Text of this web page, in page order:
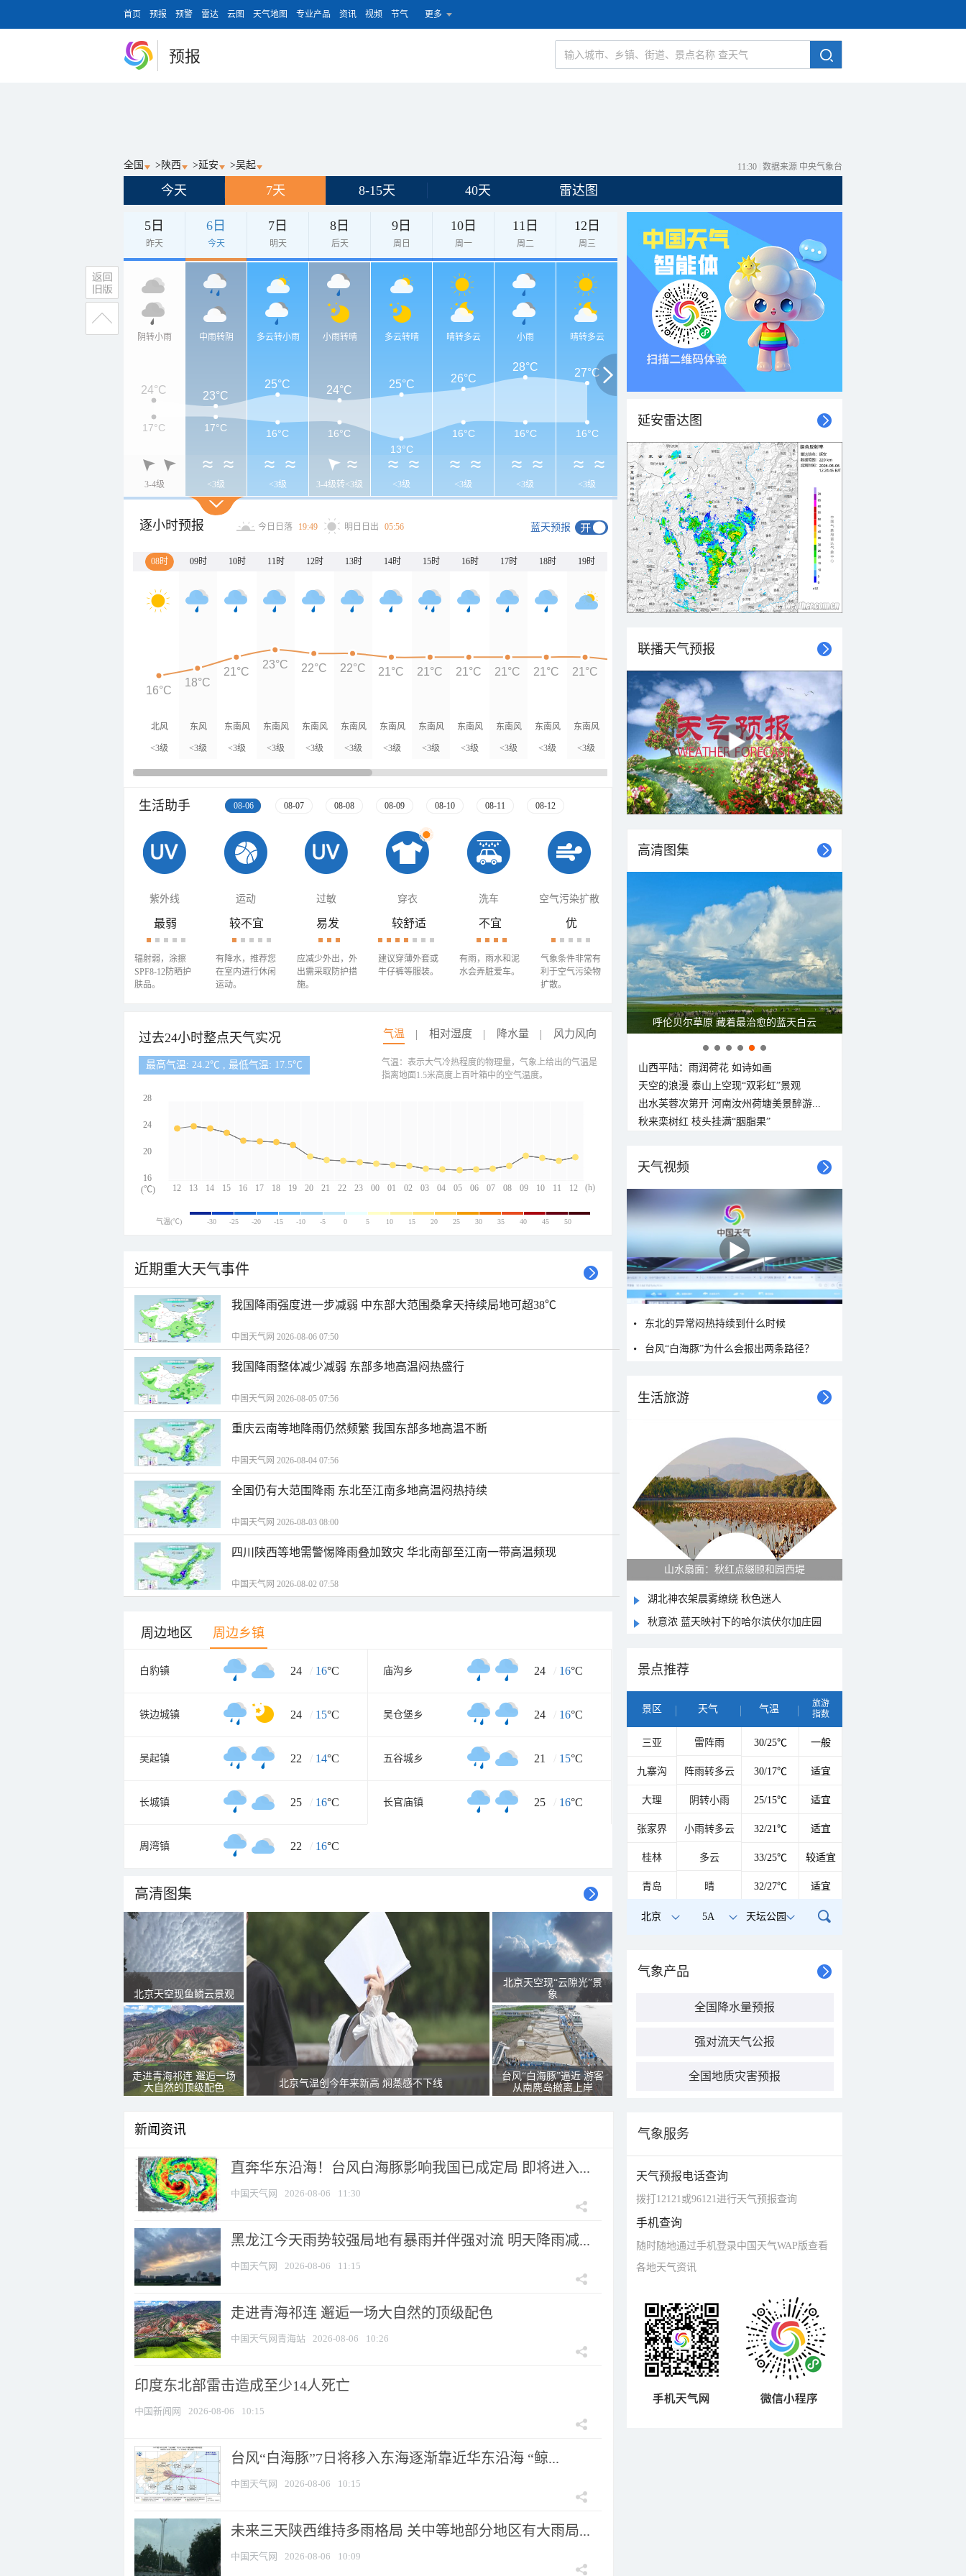
首页 预报 预警 雷达 云图 天气地图 专业产品 资讯 视频 节气 更多
预报
全国 > 陕西 >延安 >吴起 11:30 数据来源 中央气象台
今天 7天 8-15天 40天 雷达图
5日
昨天
6日
今天
7日
明天
8日
后天
9日
周日
10日
周一
11日
周二
12日
周三
阴转小雨
3-4级
中雨转阴
<3级
多云转小雨
<3级
小雨转晴
3-4级转<3级
多云转晴
<3级
晴转多云
<3级
小雨
<3级
晴转多云
<3级
24°C 23°C
25°C 24°C 25°C 26°C
28°C 27°C
17°C 17°C 16°C
16°C
13°C
16°C 16°C 16°C
逐小时预报 今日日落 19:49 明日日出 05:56 蓝天预报
08时 09时 10时 11时 12时 13时 14时 15时 16时 17时 18时 19时 20时 21时 22时 23时 00时 01时
北风
<3级
东风
<3级
东南风
<3级
东南风
<3级
东南风
<3级
东南风
<3级
东南风
<3级
东南风
<3级
东南风
<3级
东南风
<3级
东南风
<3级
东南风
<3级
东南风
<3级
东南风
<3级
东南风
<3级
东南风
<3级
东南风
<3级
东南风
16°C
18°C
21°C
23°C 22°C 22°C 21°C 21°C 21°C 21°C 21°C 21°C 20°C 20°C 20°C 20°C
生活助手 08-06 08-07 08-08 08-09 08-10 08-11 08-12
紫外线 运动 过敏 穿衣 洗车 空气污染扩散
最弱
辐射弱，涂擦
SPF8-12防晒护
肤品。
较不宜
有降水，推荐您
在室内进行休闲
运动。
易发
应减少外出，外
出需采取防护措
施。
较舒适
建议穿薄外套或
牛仔裤等服装。
不宜
有雨，雨水和泥
水会弄脏爱车。
优
气象条件非常有
利于空气污染物
扩散。
过去24小时整点天气实况 气温 相对湿度 降水量 风力风向
最高气温: 24.2℃ , 最低气温: 17.5℃
12 13 14 15 16 17 18 19 20 21 22 23 00 01 02 03 04 05 06 07 08 09 10 11 12
28
24
20
16
(h)
(℃)
气温：表示大气冷热程度的物理量，气象上给出的气温是
指离地面1.5米高度上百叶箱中的空气温度。
气温(℃) -30 -25 -20 -15 -10 -5 0 5 10 15 20 25 30 35 40 45 50
近期重大天气事件
我国降雨强度进一步减弱 中东部大范围桑拿天持续局地可超38℃
中国天气网 2026-08-06 07:50
我国降雨整体减少减弱 东部多地高温闷热盛行
中国天气网 2026-08-05 07:56
重庆云南等地降雨仍然频繁 我国东部多地高温不断
中国天气网 2026-08-04 07:56
全国仍有大范围降雨 东北至江南多地高温闷热持续
中国天气网 2026-08-03 08:00
四川陕西等地需警惕降雨叠加致灾 华北南部至江南一带高温频现
中国天气网 2026-08-02 07:58
周边地区 周边乡镇
白豹镇 24 / 16°C 庙沟乡 24 / 16°C
铁边城镇 24 / 15°C 吴仓堡乡 24 / 16°C
吴起镇 22 / 14°C 五谷城乡 21 / 15°C
长城镇 25 / 16°C 长官庙镇 25 / 16°C
周湾镇 22 / 16°C
高清图集
北京天空现鱼鳞云景观
走进青海祁连 邂逅一场
大自然的顶级配色
北京气温创今年来新高 焖蒸感不下线
北京天空现“云隙光”景
象
台风“白海豚”逼近 游客
从南麂岛撤离上岸
新闻资讯
直奔华东沿海！台风白海豚影响我国已成定局 即将进入...
中国天气网 2026-08-06 11:30
黑龙江今天雨势较强局地有暴雨并伴强对流 明天降雨减...
中国天气网 2026-08-06 11:15
走进青海祁连 邂逅一场大自然的顶级配色
中国天气网青海站 2026-08-06 10:26
印度东北部雷击造成至少14人死亡
中国新闻网 2026-08-06 10:15
台风“白海豚”7日将移入东海逐渐靠近华东沿海 “鲸...
中国天气网 2026-08-06 10:15
未来三天陕西维持多雨格局 关中等地部分地区有大雨局...
中国天气网 2026-08-06 10:09
延安雷达图
联播天气预报
高清图集
呼伦贝尔草原 藏着最治愈的蓝天白云
山西平陆：雨润荷花 如诗如画
天空的浪漫 泰山上空现“双彩虹”景观
出水芙蓉次第开 河南汝州荷塘美景醉游...
秋来栾树红 枝头挂满“胭脂果”
天气视频
东北的异常闷热持续到什么时候
台风“白海豚”为什么会报出两条路径？
生活旅游
山水扇面：秋红点缀颐和园西堤
湖北神农架晨雾缭绕 秋色迷人
秋意浓 蓝天映衬下的哈尔滨伏尔加庄园
景点推荐
景区 天气 气温
旅游
指数
三亚 雷阵雨 30/25℃ 一般
九寨沟 阵雨转多云 30/17℃ 适宜
大理 阴转小雨 25/15℃ 适宜
张家界 小雨转多云 32/21℃ 适宜
桂林 多云 33/25℃ 较适宜
青岛 晴 32/27℃ 适宜
北京 5A 天坛公园
气象产品
全国降水量预报
强对流天气公报
全国地质灾害预报
气象服务
天气预报电话查询
拨打12121或96121进行天气预报查询
手机查询
随时随地通过手机登录中国天气WAP版查看
各地天气资讯